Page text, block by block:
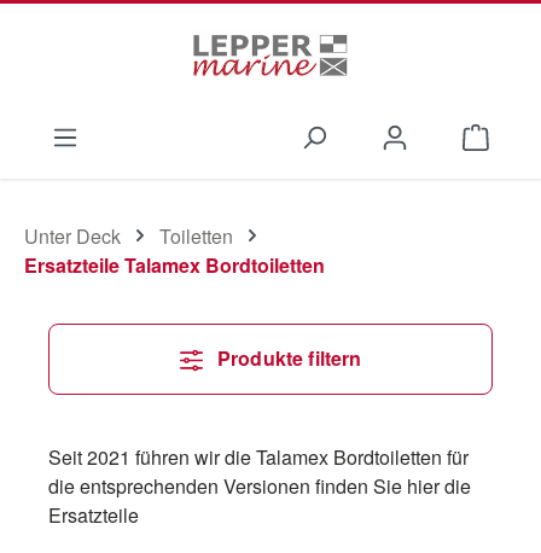
Unter Deck
Toiletten
Ersatzteile Talamex Bordtoiletten
Produkte filtern
Seit 2021 führen wir die Talamex Bordtoiletten für
die entsprechenden Versionen finden Sie hier die
Ersatzteile